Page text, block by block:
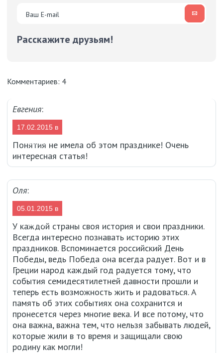
Расскажите друзьям!
Комментариев: 4
Евгения:
17.02.2015 в
13:56
Понятия не имела об этом празднике! Очень
интересная статья!
Оля:
05.01.2015 в
15:56
У каждой страны своя история и свои праздники.
Всегда интересно познавать историю этих
праздников. Вспоминается российский День
Победы, ведь Победа она всегда радует. Вот и в
Греции народ каждый год радуется тому, что
события семидесятилетней давности прошли и
теперь есть возможность жить и радоваться. А
память об этих событиях она сохранится и
пронесется через многие века. И все потому, что
она важна, важна тем, что нельзя забывать людей,
которые жили в то время и защищали свою
родину как могли!